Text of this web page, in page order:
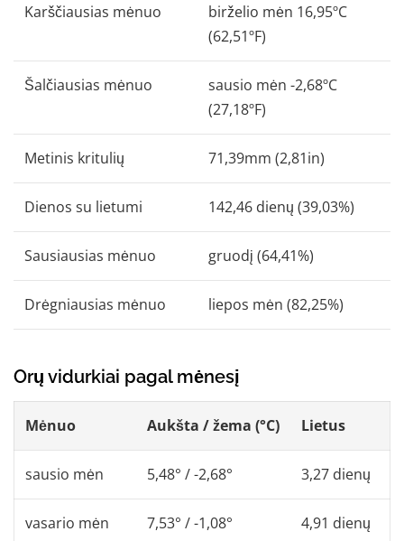
Karščiausias mėnuo
birželio mėn 16,95ºC
(62,51ºF)
Šalčiausias mėnuo
sausio mėn -2,68ºC
(27,18ºF)
Metinis kritulių 71,39mm (2,81in)
Dienos su lietumi 142,46 dienų (39,03%)
Sausiausias mėnuo gruodį (64,41%)
Drėgniausias mėnuo liepos mėn (82,25%)
Orų vidurkiai pagal mėnesį
Mėnuo Aukšta / žema (°C) Lietus
sausio mėn 5,48° / -2,68° 3,27 dienų
vasario mėn 7,53° / -1,08° 4,91 dienų